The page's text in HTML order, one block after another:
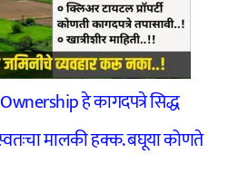
हे कागदपत्रे सिद्ध
मालकी हक्क. बघूया कोणते